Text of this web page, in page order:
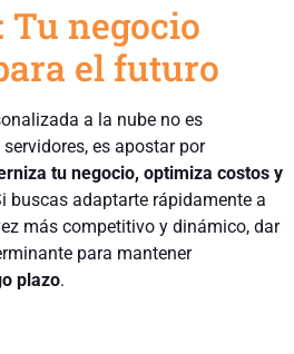
Tu negocio
el futuro
a la nube no es
es apostar por
tu negocio, optimiza costos y
buscas adaptarte rápidamente a
más competitivo y dinámico, dar
para mantener
plazo.